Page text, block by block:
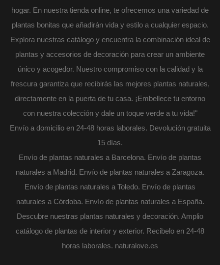
hogar. En nuestra tienda online, te ofrecemos una variedad de
plantas bonitas que añadirán vida y estilo a cualquier espacio.
Explora nuestras catálogo y encuentra la combinación ideal de
plantas y accesorios de decoración para crear un ambiente
único y acogedor. Nuestro compromiso con la calidad y la
frescura garantiza que recibirás las mejores plantas naturales,
directamente en la puerta de tu casa. ¡Embellece tu entorno
con nuestra colección y dale un toque verde a tu vida!"
Envío a domicilio en 24-48 horas laborales. Devolución gratuita
15 días.
Envío de plantas naturales a Barcelona. Envío de plantas
naturales a Madrid. Envío de plantas naturales a Zaragoza.
Envío de plantas naturales a Toledo. Envío de plantas
naturales a Córdoba. Envío de plantas naturales a España.
Descubre nuestras plantas naturales y decoración. Amplio
catálogo de plantas de interior y exterior. Recibelo en 24-48
horas laborales. naturalove.es